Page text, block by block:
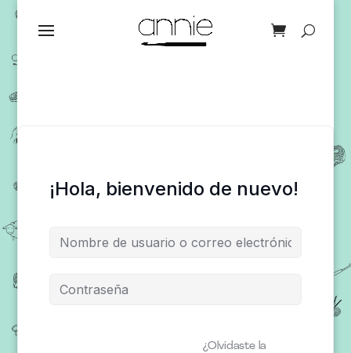
¡Hola, bienvenido de nuevo!
¿Olvidaste la